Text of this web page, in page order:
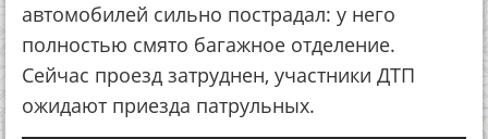
автомобилей сильно пострадал: у него
полностью смято багажное отделение.
Сейчас проезд затруднен, участники ДТП
ожидают приезда патрульных.